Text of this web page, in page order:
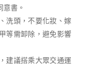
書。
洗頭，不要化妝、嫁
等需卸除，避免影響
建議搭乘大眾交通運